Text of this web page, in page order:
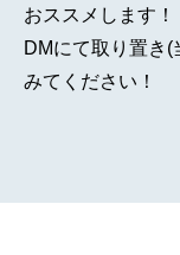
おススメします！
DMにて取り置き
みてください！